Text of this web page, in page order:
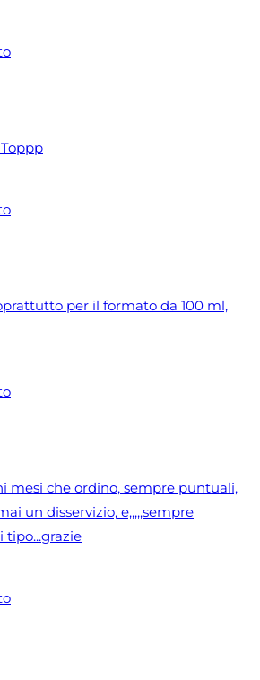
per il formato da 100 ml,
mesi che ordino, sempre puntuali,
un disservizio, e,,,,,sempre